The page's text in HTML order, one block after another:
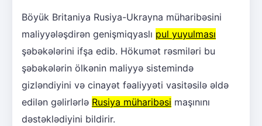
Böyük Britaniya Rusiya-Ukrayna müharibəsini
maliyyələşdirən genişmiqyaslı pul yuyulması
şəbəkələrini ifşa edib. Hökumət rəsmiləri bu
şəbəkələrin ölkənin maliyyə sistemində
gizləndiyini və cinayət fəaliyyəti vasitəsilə əldə
edilən gəlirlərlə Rusiya müharibəsi maşınını
dəstəklədiyini bildirir.